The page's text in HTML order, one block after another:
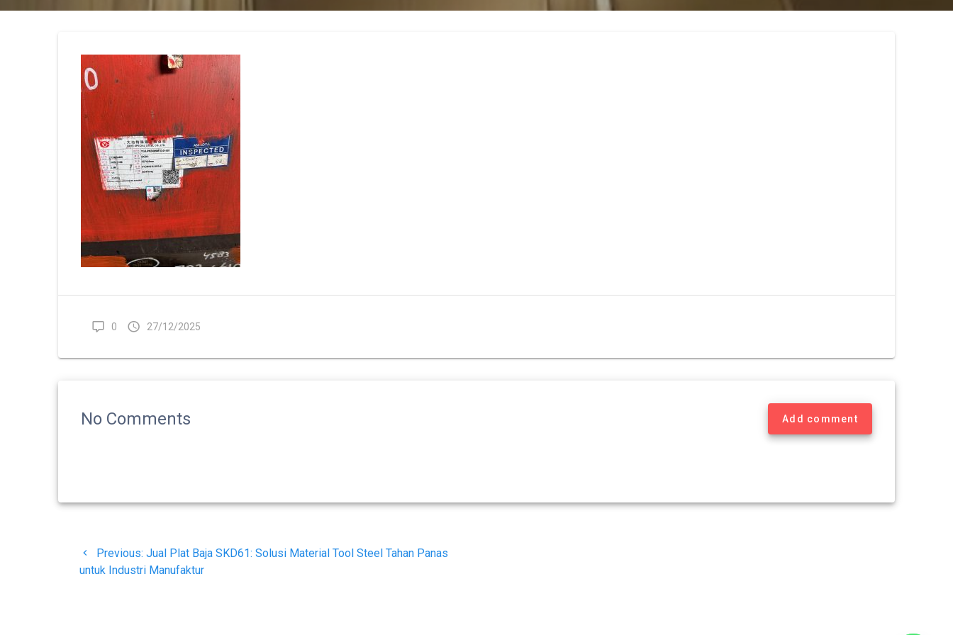
0 27/12/2025
No Comments Add comment
Navigasi
pos
Previous: Previous
post:
Jual Plat Baja SKD61: Solusi Material Tool Steel Tahan Panas
untuk Industri Manufaktur